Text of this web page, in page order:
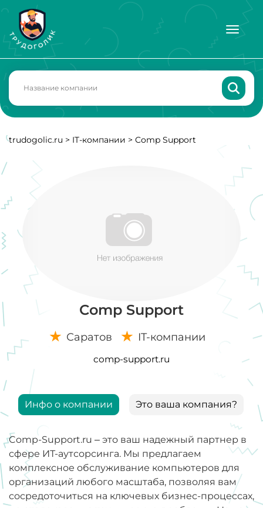
trudogolic.ru > IT-компании > Comp Support
Comp Support
Саратов IT-компании
comp-support.ru
Инфо о компании Это ваша компания?
Comp-Support.ru – это ваш надежный партнер в
сфере ИТ-аутсорсинга. Мы предлагаем
комплексное обслуживание компьютеров для
организаций любого масштаба, позволяя вам
сосредоточиться на ключевых бизнес-процессах,